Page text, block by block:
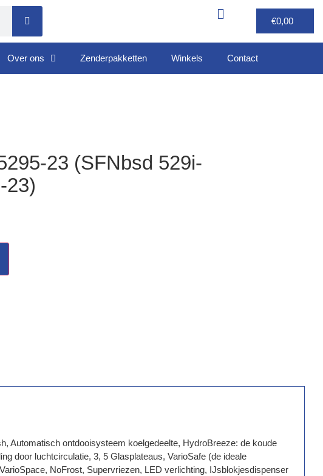
€0,00
Over ons Zenderpakketten Winkels Contact
23 (SFNbsd 529i-
23)
Automatisch ontdooisysteem koelgedeelte, HydroBreeze: de koude
door luchtcirculatie, 3, 5 Glasplateaus, VarioSafe (de ideale
NoFrost, Supervriezen, LED verlichting, IJsblokjesdispenser